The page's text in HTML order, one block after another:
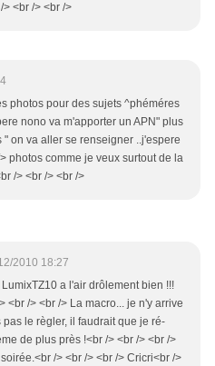
<br /> <br />
photos pour des sujets ^phéméres
nono va m'apporter un APN" plus
on va aller se renseigner ..j'espere
photos comme je veux surtout de la
/> <br /> <br />
2010 18:27
a l'air drôlement bien !!!
<br /> <br /> La macro... je n'y arrive
pas le règler, il faudrait que je ré-
de plus près !<br /> <br /> <br />
/> <br /> <br /> Cricri<br />